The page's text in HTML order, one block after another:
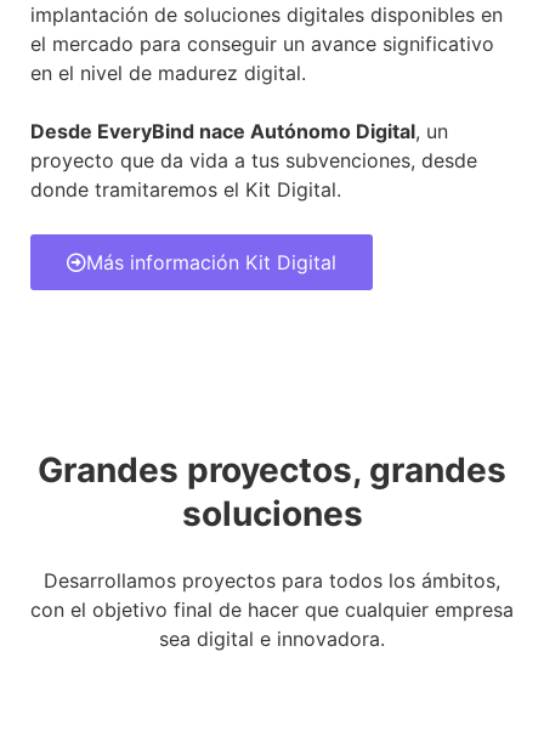
implantación de soluciones digitales disponibles en
el mercado para conseguir un avance significativo
en el nivel de madurez digital.
Desde EveryBind nace Autónomo Digital, un
proyecto que da vida a tus subvenciones, desde
donde tramitaremos el Kit Digital.
Más información Kit Digital
Grandes proyectos, grandes
soluciones
Desarrollamos proyectos para todos los ámbitos,
con el objetivo final de hacer que cualquier empresa
sea digital e innovadora.